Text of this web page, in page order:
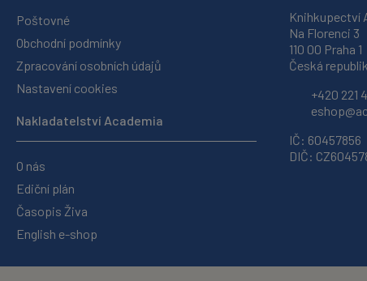
Poštovné
Obchodní podmínky
Zpracování osobních údajů
Nastavení cookies
Nakladatelství Academia
O nás
Ediční plán
Časopis Živa
English e-shop
Knihkupectví
Na Florenci 3
110 00 Praha 1
Česká
+420 221
IČ: 60457856
DIČ: